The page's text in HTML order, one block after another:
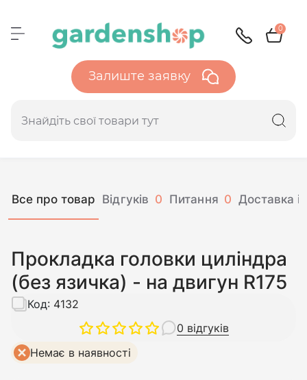
0
Залиште заявку
Все про товар Відгуків 0 Питання 0 Доставка і
Прокладка головки циліндра
(без язичка) - на двигун R175
0 відгуків
Код: 4132
Немає в наявності